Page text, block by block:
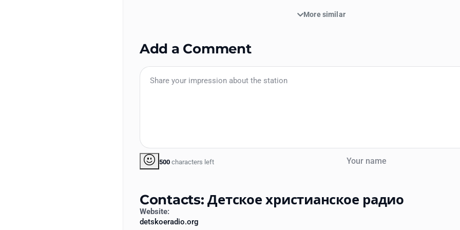
More similar
Add a Comment
500 characters left
Contacts: Детское христианское радио
Website:
detskoeradio.org